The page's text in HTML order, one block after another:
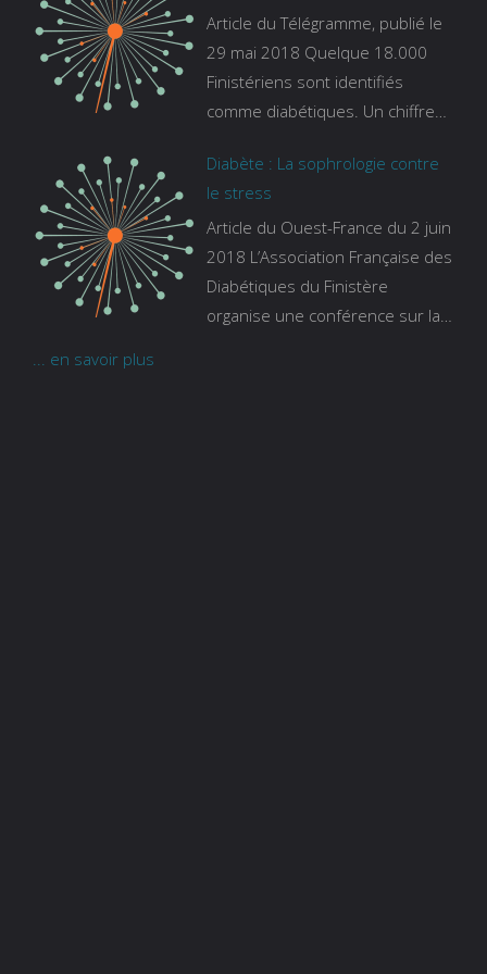
ons/les-experts/breizh-izel/vos-
questions-sur-le-sommeil
Article du Télégramme, publié le
29 mai 2018 Quelque 18.000
Finistériens sont identifiés
comme diabétiques. Un chiffre
tous ceux qui s’ignorent. « C’est
une pathologie qui continue à
augmenter, souligne Gaïanne
Gazeau, directrice adjointe de la
Caisse primaire d’assurance-
maladie. C’est aussi une
Diabète : La sophrologie contre
le stress
Article du Ouest-France du 2 juin
2018 L’Association Française des
Diabétiques du Finistère
organise une conférence sur la
... en savoir plus